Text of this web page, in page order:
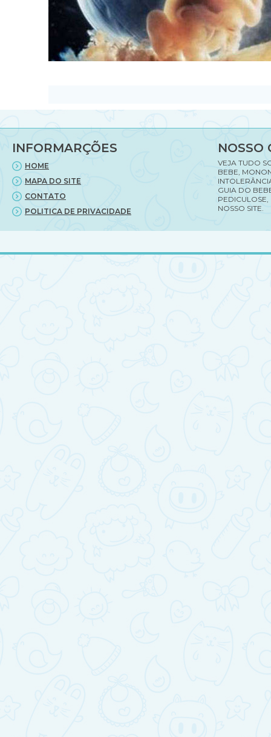
INFORMARÇÕES
HOME
MAPA DO SITE
CONTATO
POLITICA DE PRIVACIDADE
NOSSO
VEJA TUDO
BEBE,
GUIA DO
PEDICULOSE,
NOSSO SITE.